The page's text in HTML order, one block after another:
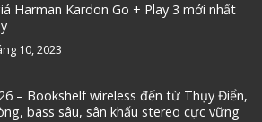
Harman Kardon Go + Play 3 mới nhất
10, 2023
– Bookshelf wireless đến từ Thụy Điển,
bass sâu, sân khấu stereo cực vững